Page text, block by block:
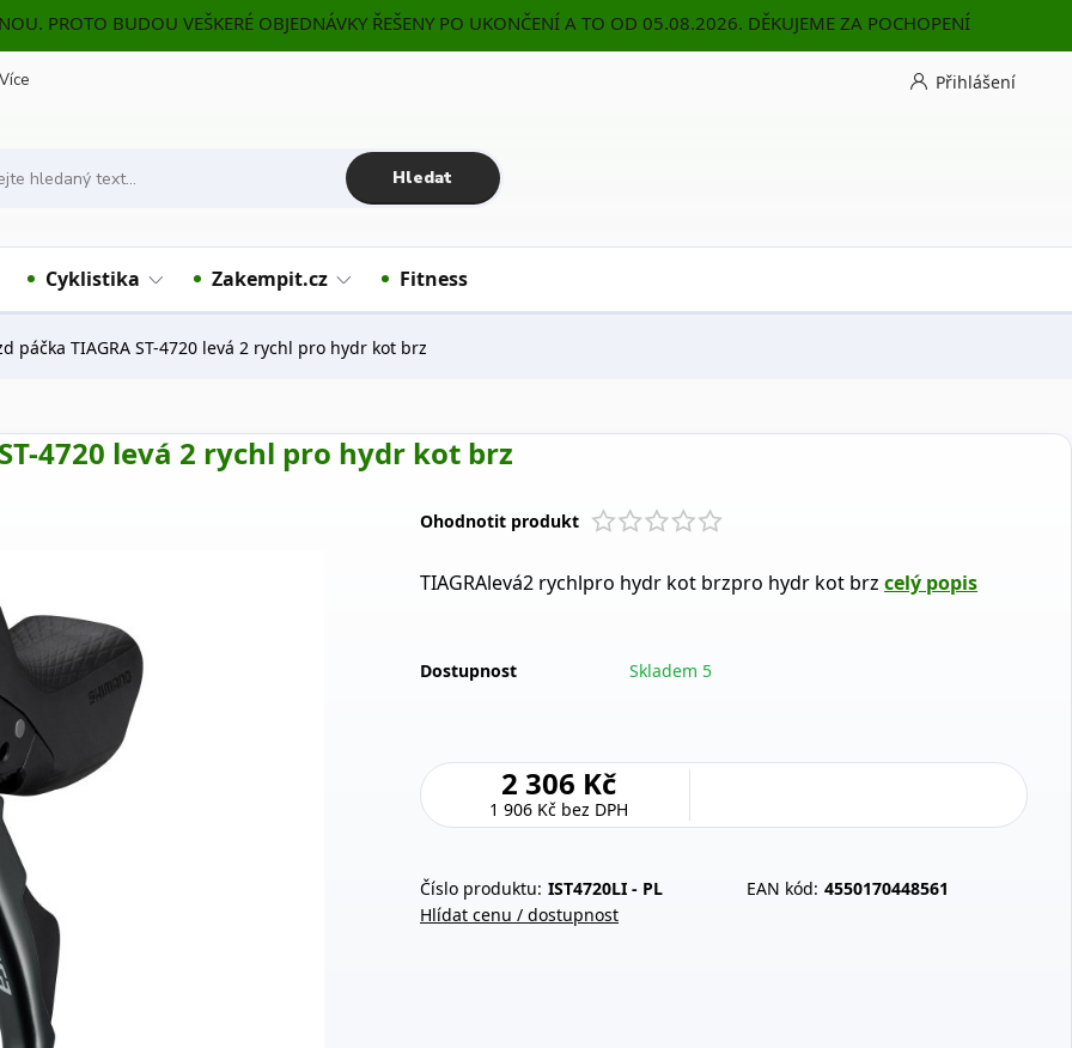
PROTO BUDOU VEŠKERÉ OBJEDNÁVKY ŘEŠENY PO UKONČENÍ A TO OD 05.08.2026. DĚKUJEME ZA POCHOPENÍ
Více Přihlášení
Hledat
Cyklistika Zakempit.cz Fitness
páčka TIAGRA ST-4720 levá 2 rychl pro hydr kot brz
4720 levá 2 rychl pro hydr kot brz
Ohodnotit produkt
TIAGRAlevá2 rychlpro hydr kot brzpro hydr kot brz celý popis
Dostupnost Skladem 5
2 306 Kč
1 906 Kč bez DPH
Číslo produktu: IST4720LI - PL EAN kód: 4550170448561
Hlídat cenu / dostupnost